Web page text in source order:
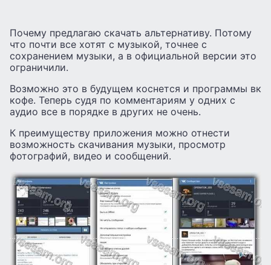
Почему предлагаю скачать альтернативу. Потому
что почти все хотят с музыкой, точнее с
сохранением музыки, а в официальной версии это
ограничили.
Возможно это в будущем коснется и программы вк
кофе. Теперь судя по комментариям у одних с
аудио все в порядке в других не очень.
К преимуществу приложения можно отнести
возможность скачивания музыки, просмотр
фотографий, видео и сообщений.